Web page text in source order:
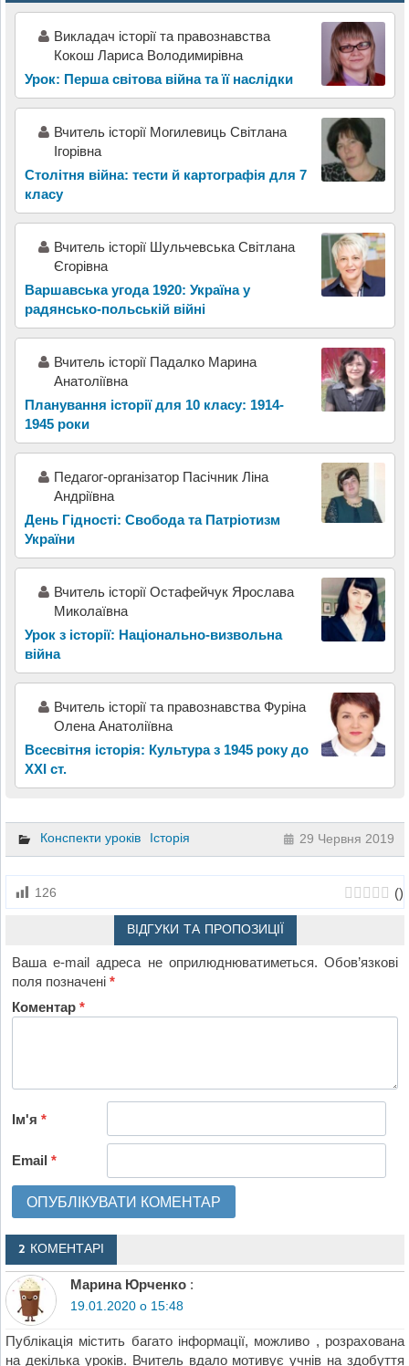
Викладач історії та правознавства
Кокош Лариса Володимирівна
Урок: Перша світова війна та її наслідки
Вчитель історії Могилевиць Світлана
Ігорівна
Столітня війна: тести й картографія для 7
класу
Вчитель історії Шульчевська Світлана
Єгорівна
Варшавська угода 1920: Україна у
радянсько-польській війні
Вчитель історії Падалко Марина
Анатоліївна
Планування історії для 10 класу: 1914-
1945 роки
Педагог-організатор Пасічник Ліна
Андріївна
День Гідності: Свобода та Патріотизм
України
Вчитель історії Остафейчук Ярослава
Миколаївна
Урок з історії: Національно-визвольна
війна
Вчитель історії та правознавства Фуріна
Олена Анатоліївна
Всесвітня історія: Культура з 1945 року до
XXI ст.
Конспекти уроків Історія 29 Червня 2019
126 ()
ВІДГУКИ ТА ПРОПОЗИЦІЇ
Ваша e-mail адреса не оприлюднюватиметься. Обов’язкові
поля позначені*
Коментар*
Ім'я*
Email*
2 КОМЕНТАРІ
Марина Юрченко :
19.01.2020 о 15:48
Публікація містить багато інформації, можливо , розрахована
на декілька уроків. Вчитель вдало мотивує учнів на здобуття